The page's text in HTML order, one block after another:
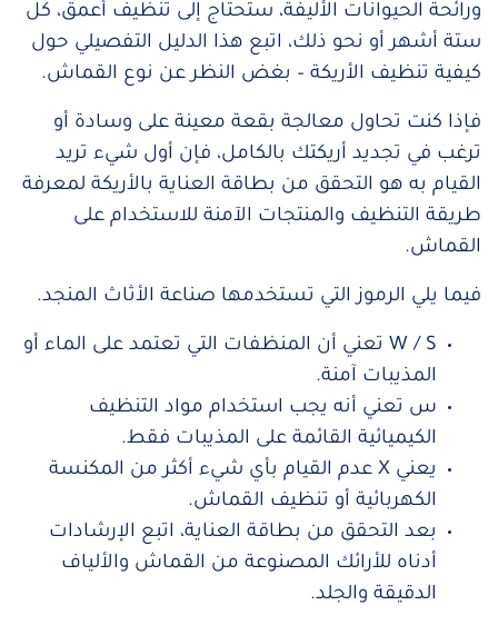
ورائحة الحيوانات الأليفة، ستحتاج إلى تنظيف أعمق، كل
ستة أشهر أو نحو ذلك، اتبع هذا الدليل التفصيلي حول
كيفية تنظيف الأريكة – بغض النظر عن نوع القماش.
فإذا كنت تحاول معالجة بقعة معينة على وسادة أو
ترغب في تجديد أريكتك بالكامل، فإن أول شيء تريد
القيام به هو التحقق من بطاقة العناية بالأريكة لمعرفة
طريقة التنظيف والمنتجات الآمنة للاستخدام على
القماش.
فيما يلي الرموز التي تستخدمها صناعة الأثاث المنجد.
W / S تعني أن المنظفات التي تعتمد على الماء أو
المذيبات آمنة.
س تعني أنه يجب استخدام مواد التنظيف
الكيميائية القائمة على المذيبات فقط.
يعني X عدم القيام بأي شيء أكثر من المكنسة
الكهربائية أو تنظيف القماش.
بعد التحقق من بطاقة العناية، اتبع الإرشادات
أدناه للأرائك المصنوعة من القماش والألياف
الدقيقة والجلد.